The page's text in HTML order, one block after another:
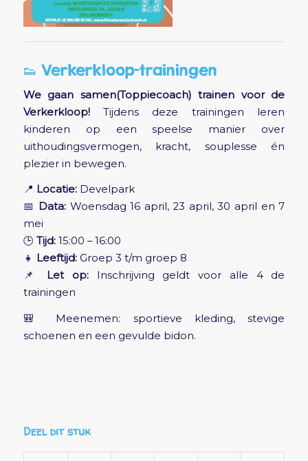
👟 Verkerkloop-trainingen
We gaan samen(Toppiecoach) trainen voor de
Verkerkloop!Tijdens deze trainingen leren
kinderen op een speelse manier over
uithoudingsvermogen, kracht, souplesse én
plezier in bewegen.
📍 Locatie:Develpark
📅
Data: Woensdag 16 april, 23 april, 30 april en 7
mei
🕒 Tijd:15:00 – 16:00
👧 Leeftijd:Groep 3 t/m groep 8
📌
Let op:Inschrijving geldt voor alle 4 de
trainingen
🎒 Meenemen: sportieve kleding, stevige
schoenen en een gevulde bidon.
Deel dit stuk